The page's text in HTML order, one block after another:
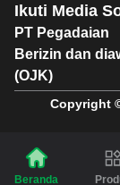
Beranda
PT Pegadaian
Berizin dan
(OJK)
Ikuti Media
Copyright